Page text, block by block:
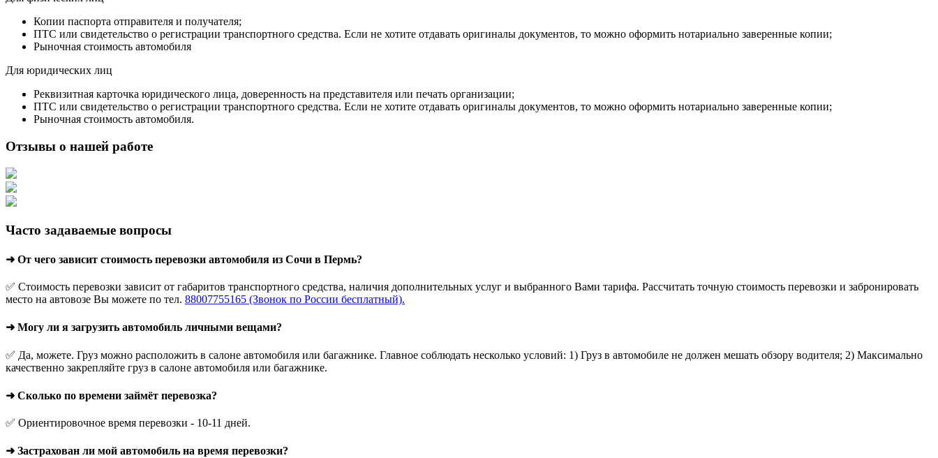
Копии паспорта отправителя и получателя;
ПТС или свидетельство о регистрации транспортного средства. Если не хотите отдавать оригиналы документов, то можно оформить нотариально заверенные копии;
Рыночная стоимость автомобиля
Для юридических лиц
Реквизитная карточка юридического лица, доверенность на представителя или печать организации;
ПТС или свидетельство о регистрации транспортного средства. Если не хотите отдавать оригиналы документов, то можно оформить нотариально заверенные копии;
Рыночная стоимость автомобиля.
Отзывы о нашей работе
Часто задаваемые вопросы
➜ От чего зависит стоимость перевозки автомобиля из Сочи в Пермь?
✅ Стоимость перевозки зависит от габаритов транспортного средства, наличия дополнительных услуг и выбранного Вами тарифа. Рассчитать точную стоимость перевозки и забронировать
место на автовозе Вы можете по тел. 88007755165 (Звонок по России бесплатный).
➜ Могу ли я загрузить автомобиль личными вещами?
✅ Да, можете. Груз можно расположить в салоне автомобиля или багажнике. Главное соблюдать несколько условий: 1) Груз в автомобиле не должен мешать обзору водителя; 2) Максимально
качественно закрепляйте груз в салоне автомобиля или багажнике.
➜ Сколько по времени займёт перевозка?
✅ Ориентировочное время перевозки - 10-11 дней.
➜ Застрахован ли мой автомобиль на время перевозки?